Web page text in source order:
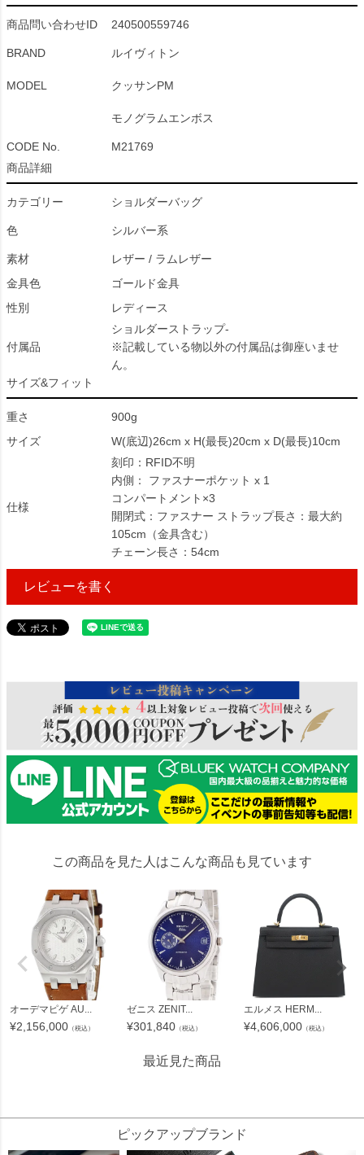
商品問い合わせID 240500559746
BRAND ルイヴィトン
MODEL クッサンPM
モノグラムエンボス
CODE No.
M21769
商品詳細
カテゴリー ショルダーバッグ
色 シルバー系
素材
レザー / ラムレザー
金具色
ゴールド金具
性別
レディース
付属品
ショルダーストラップ-
※記載している物以外の付属品は御座いませ
ん。
サイズ&フィット
重さ
900g
サイズ
W(底辺)26cm x H(最長)20cm x D(最長)10cm
仕様
刻印：RFID不明
内側： ファスナーポケット x 1
コンパートメント×3
開閉式：ファスナー ストラップ長さ：最大約
105cm（金具含む）
チェーン長さ：54cm
レビューを書く
この商品を見た人はこんな商品も見ています
オーデマピゲ AU...
¥2,156,000 （税込）
ゼニス ZENIT...
¥301,840 （税込）
エルメス HERM...
¥4,606,000 （税込）
最近見た商品
ピックアップブランド